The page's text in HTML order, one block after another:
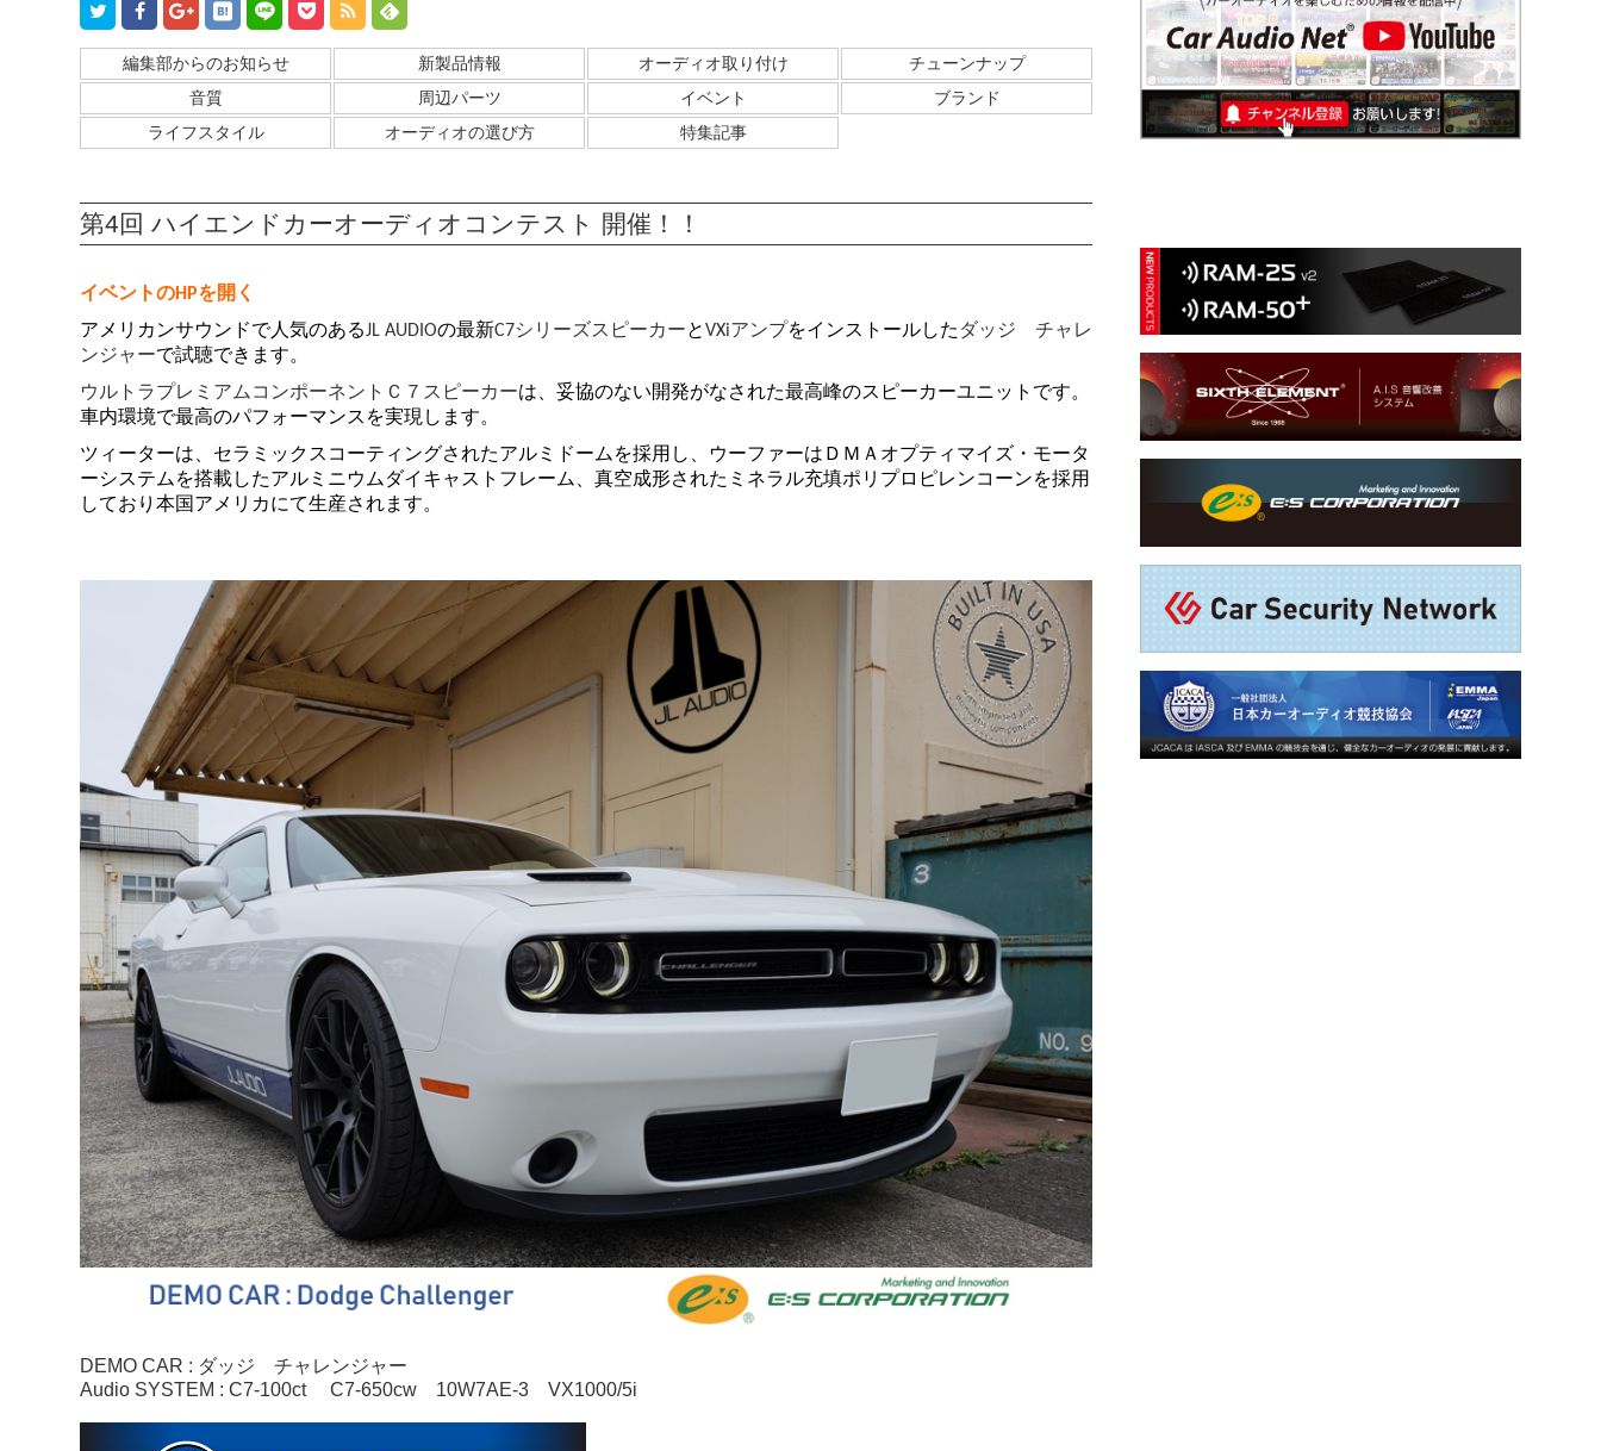
編集部からのお知らせ 新製品情報 オーディオ取り付け
チューンナップ
音質
周辺パーツ イベント
ブランド
ライフスタイル
オーディオの選び方 特集記事
第4回 ハイエンドカーオーディオコンテスト 開催！！
イベントのHPを開く
アメリカンサウンドで人気のあるJL AUDIOの最新C7シリーズスピーカーとVXiアンプ をインストールした ダッジ チャレ
ンジャーで試聴できます。
ウルトラプレミアムコンポーネントＣ７スピーカーは、妥協のない開発がなされた最高峰のスピーカーユニットです。
車内環境で最高のパフォーマンスを実現します。
ツィーターは、セラミックスコーティングされたアルミドームを採用し、ウーファーはＤＭＡオプティマイズ・モータ
ーシステムを搭載したアルミニウムダイキャストフレーム、真空成形されたミネラル充填ポリプロピレンコーンを採用
しており本国アメリカにて生産されます。
DEMO CAR : ダッジ チャレンジャー
Audio SYSTEM : C7-100ct C7-650cw 10W7AE-3 VX1000/5i